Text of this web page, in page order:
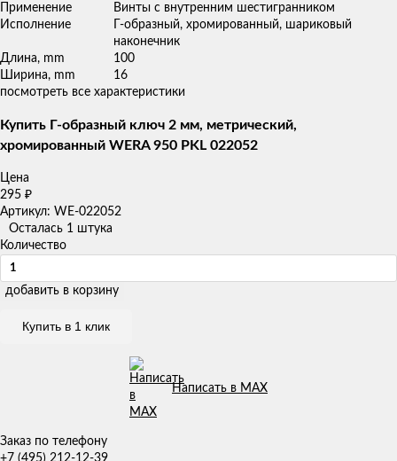
Применение
Винты с внутренним шестигранником
Исполнение
Г-образный, хромированный, шариковый
наконечник
Длина, mm
100
Ширина, mm
16
посмотреть все характеристики
Купить Г-образный ключ 2 мм, метрический,
хромированный WERA 950 PKL 022052
Цена
295 ₽
Артикул: WE-022052
Осталась 1 штука
Количество
добавить в корзину
Купить в 1 клик
Написать в MAX
Заказ по телефону